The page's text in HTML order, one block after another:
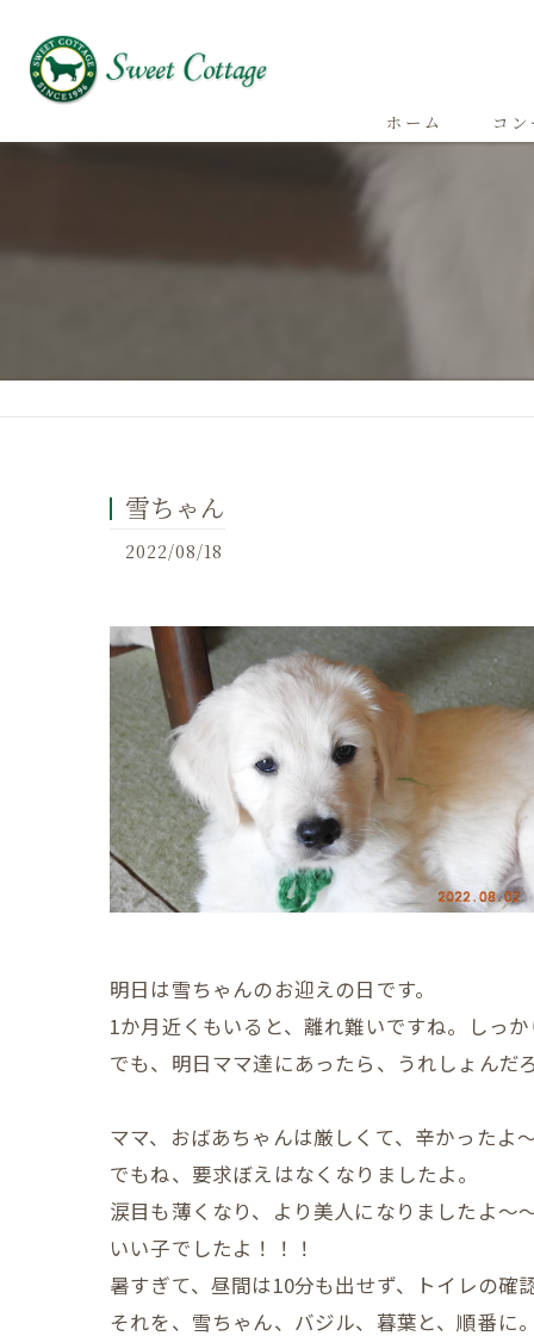
ホーム コ
雪ちゃん
2022/08/18
明日は雪ちゃんのお迎えの日です。
1か月近くもいると、離れ難いですね。しっ
でも、明日ママ達にあったら、うれしょんだ
ママ、おばあちゃんは厳しくて、辛かったよ
でもね、要求ぼえはなくなりましたよ。
涙目も薄くなり、より美人になりましたよ～
いい子でしたよ！！！
暑すぎて、昼間は10分も出せず、トイレの確
それを、雪ちゃん、バジル、暮葉と、順番に